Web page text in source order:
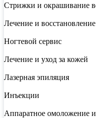
Стрижки и окрашивание
Лечение и
Ногтевой сервис
Лечение и уход за кожей
Лазерная эпиляция
Инъекции
Аппаратное омоложение